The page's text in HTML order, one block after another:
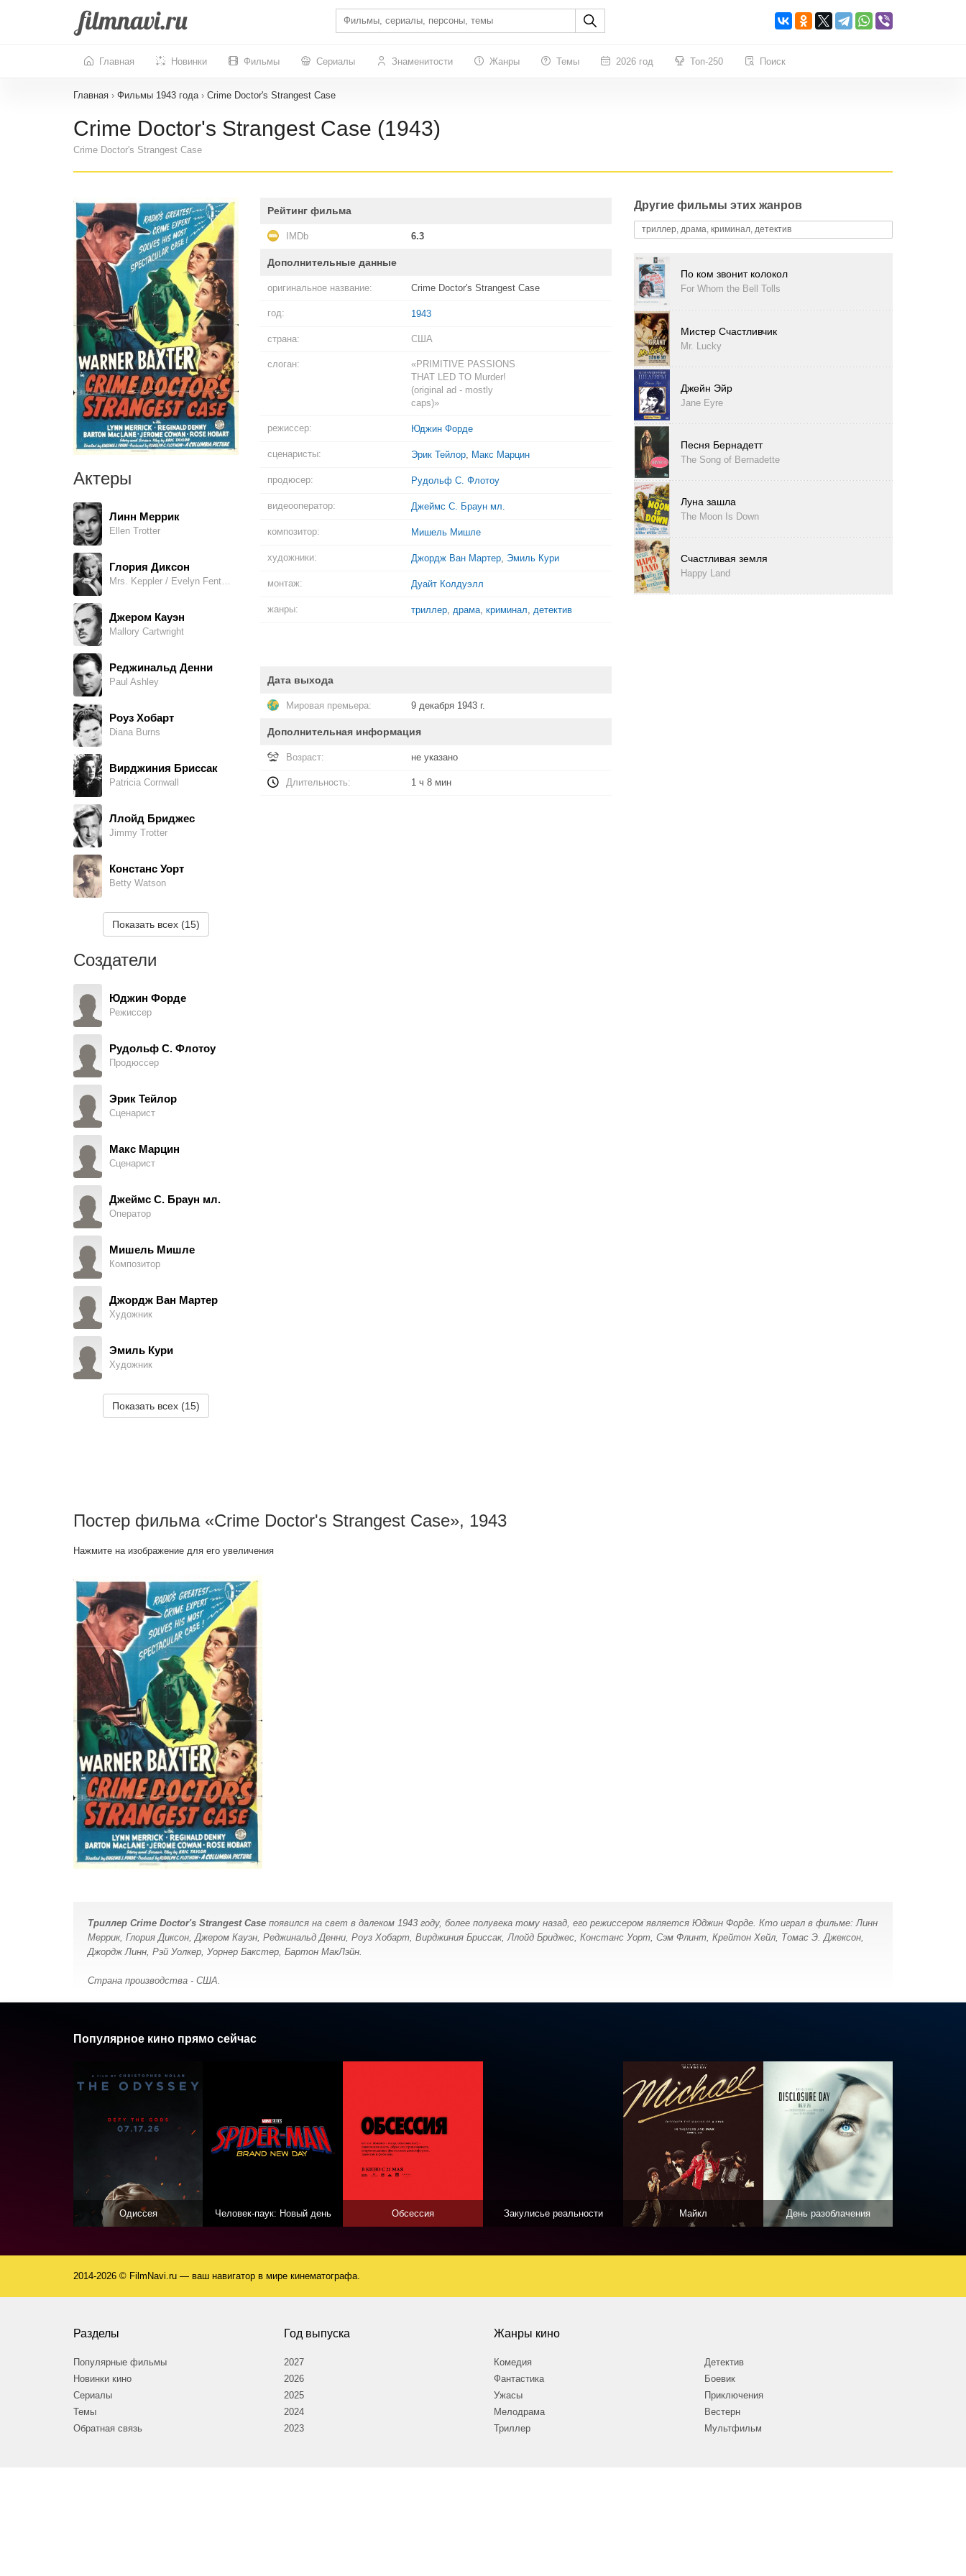
Главная Новинки Фильмы Сериалы Знаменитости Жанры Темы 2026 год Топ-250 Поиск
Главная › Фильмы 1943 года › Crime Doctor's Strangest Case
Crime Doctor's Strangest Case (1943)
Crime Doctor's Strangest Case
Актеры
Линн Меррик
Ellen Trotter
Глория Диксон
Джером Кауэн
Mallory Cartwright
Реджинальд Денни
Paul Ashley
Роуз Хобарт
Diana Burns
Вирджиния Бриссак
Patricia Cornwall
Ллойд Бриджес
Jimmy Trotter
Констанс Уорт
Betty Watson
Сэм Флинт
Крейтон Хейл
Томас Э. Джексон
Джордж Линн
Рэй Уолкер
Уорнер Бакстер
Бартон МакЛэйн
Показать всех (15)
Создатели
Юджин Форде
Режиссер
Рудольф С. Флотоу
Продюссер
Эрик Тейлор
Сценарист
Макс Марцин
Сценарист
Джеймс С. Браун мл.
Оператор
Мишель Мишле
Композитор
Джордж Ван Мартер
Художник
Эмиль Кури
Художник
Дуайт Колдуэлл
Показать всех (15)
Рейтинг фильма
IMDb 6.3
Дополнительные данные
оригинальное название: Crime Doctor's Strangest Case
год: 1943
страна: США
слоган:
«PRIMITIVE PASSIONS
THAT LED TO Murder!
(original ad - mostly
caps)»
режиссер: Юджин Форде
сценаристы: Эрик Тейлор, Макс Марцин
продюсер: Рудольф С. Флотоу
видеооператор: Джеймс С. Браун мл.
композитор: Мишель Мишле
художники: Джордж Ван Мартер, Эмиль Кури
монтаж: Дуайт Колдуэлл
жанры: триллер, драма, криминал, детектив
Дата выхода
Мировая премьера: 9 декабря 1943 г.
Дополнительная информация
Возраст: не указано
Длительность: 1 ч 8 мин
Другие фильмы этих жанров
триллер, драма, криминал, детектив
По ком звонит колокол
For Whom the Bell Tolls
Мистер Счастливчик
Mr. Lucky
Джейн Эйр
Jane Eyre
Песня Бернадетт
The Song of Bernadette
Луна зашла
The Moon Is Down
Счастливая земля
Happy Land
Постер фильма «Crime Doctor's Strangest Case», 1943
Нажмите на изображение для его увеличения
Триллер Crime Doctor's Strangest Case появился на свет в далеком 1943 году, более полувека тому назад, его режиссером является Юджин Форде. Кто играл в фильме: Линн
Меррик, Глория Диксон, Джером Кауэн, Реджинальд Денни, Роуз Хобарт, Вирджиния Бриссак, Ллойд Бриджес, Констанс Уорт, Сэм Флинт, Крейтон Хейл, Томас Э. Джексон,
Джордж Линн, Рэй Уолкер, Уорнер Бакстер, Бартон МакЛэйн.
Страна производства - США.
Популярное кино прямо сейчас
Одиссея Человек-паук: Новый день Обсессия Закулисье реальности Майкл День разоблачения
2014-2026 © FilmNavi.ru — ваш навигатор в мире кинематографа.
Разделы
Популярные фильмы
Новинки кино
Сериалы
Темы
Обратная связь
Год выпуска
2027
2026
2025
2024
2023
Жанры кино
Комедия
Фантастика
Ужасы
Мелодрама
Триллер
Детектив
Боевик
Приключения
Вестерн
Мультфильм